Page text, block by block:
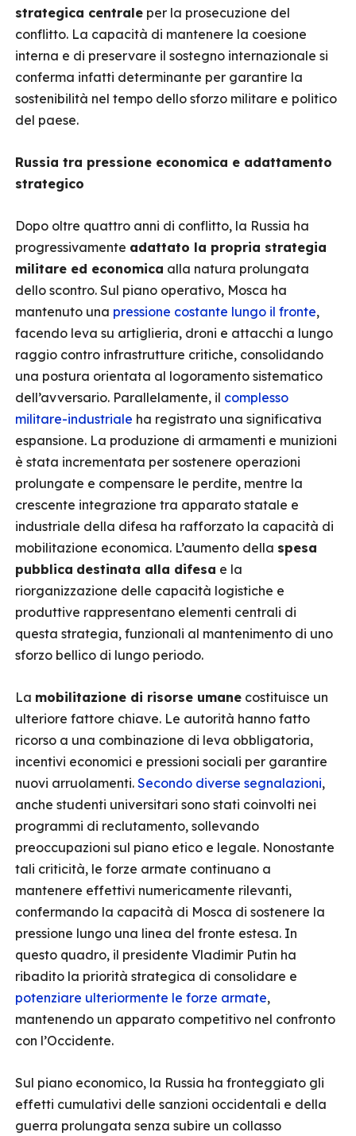
strategica centrale per la prosecuzione del
conflitto. La capacità di mantenere la coesione
interna e di preservare il sostegno internazionale si
conferma infatti determinante per garantire la
sostenibilità nel tempo dello sforzo militare e politico
del paese.
Russia tra pressione economica e adattamento
strategico
Dopo oltre quattro anni di conflitto, la Russia ha
progressivamente adattato la propria strategia
militare ed economica alla natura prolungata
dello scontro. Sul piano operativo, Mosca ha
mantenuto una pressione costante lungo il fronte,
facendo leva su artiglieria, droni e attacchi a lungo
raggio contro infrastrutture critiche, consolidando
una postura orientata al logoramento sistematico
dell’avversario. Parallelamente, il complesso
militare-industriale ha registrato una significativa
espansione. La produzione di armamenti e munizioni
è stata incrementata per sostenere operazioni
prolungate e compensare le perdite, mentre la
crescente integrazione tra apparato statale e
industriale della difesa ha rafforzato la capacità di
mobilitazione economica. L’aumento della spesa
pubblica destinata alla difesa e la
riorganizzazione delle capacità logistiche e
produttive rappresentano elementi centrali di
questa strategia, funzionali al mantenimento di uno
sforzo bellico di lungo periodo.
La mobilitazione di risorse umane costituisce un
ulteriore fattore chiave. Le autorità hanno fatto
ricorso a una combinazione di leva obbligatoria,
incentivi economici e pressioni sociali per garantire
nuovi arruolamenti. Secondo diverse segnalazioni,
anche studenti universitari sono stati coinvolti nei
programmi di reclutamento, sollevando
preoccupazioni sul piano etico e legale. Nonostante
tali criticità, le forze armate continuano a
mantenere effettivi numericamente rilevanti,
confermando la capacità di Mosca di sostenere la
pressione lungo una linea del fronte estesa. In
questo quadro, il presidente Vladimir Putin ha
ribadito la priorità strategica di consolidare e
potenziare ulteriormente le forze armate,
mantenendo un apparato competitivo nel confronto
con l’Occidente.
Sul piano economico, la Russia ha fronteggiato gli
effetti cumulativi delle sanzioni occidentali e della
guerra prolungata senza subire un collasso